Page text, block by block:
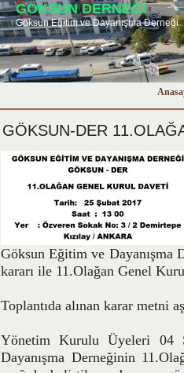
GÖKSUN DERNEĞİ
Göksun Eğitim ve Dayanışma Derneği
GÖKSUN-DER
Göksun Eğitim ve Dayanışma
kararı ile 11.Olağan Genel
Toplantıda alınan karar metni
Yönetim Kurulu Üyeleri 04
Dayanışma Derneğinin